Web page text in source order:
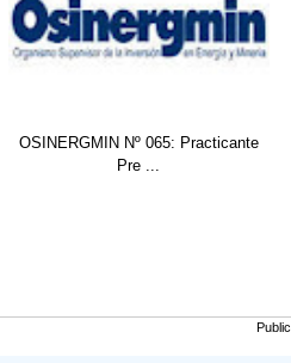
OSINERGMIN Nº 225: (04)
Practicante...